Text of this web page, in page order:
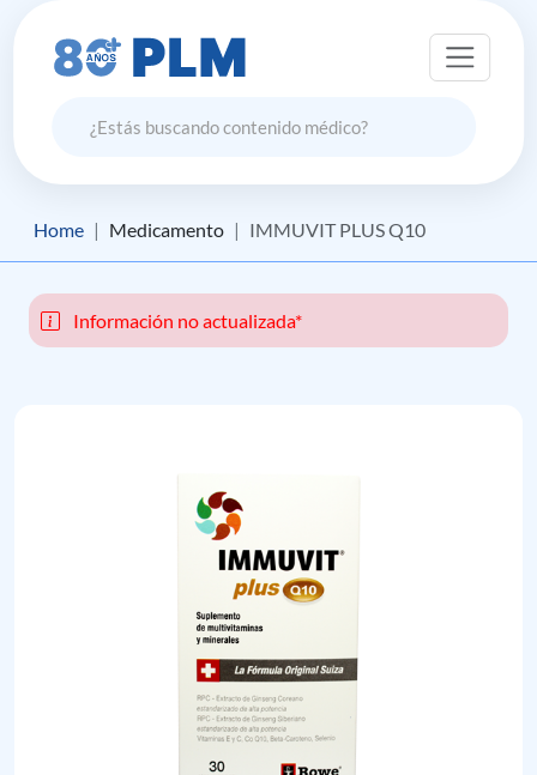
Home Medicamento IMMUVIT PLUS Q10
Información no actualizada*